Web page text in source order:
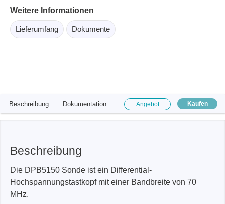
Weitere Informationen
Lieferumfang Dokumente
Beschreibung Dokumentation Angebot Kaufen
Beschreibung
Die DPB5150 Sonde ist ein Differential-
Hochspannungstastkopf mit einer Bandbreite von 70
MHz.